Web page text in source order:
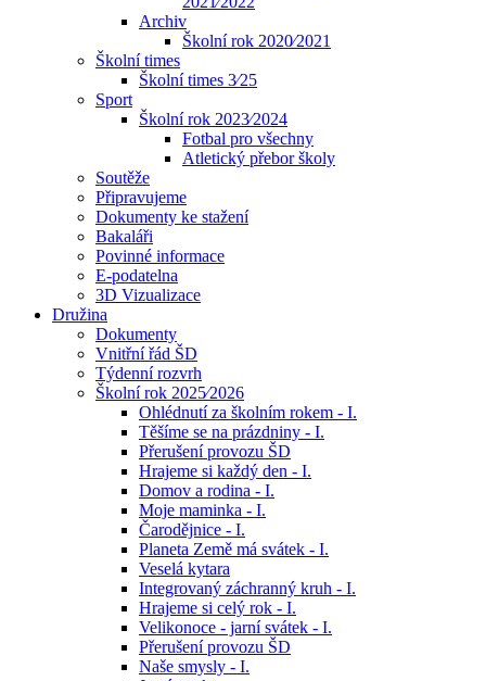
Archiv
Školní rok 2020⁄2021
Školní times
Školní times 3⁄25
Sport
Školní rok 2023⁄2024
Fotbal pro všechny
Atletický přebor školy
Soutěže
Připravujeme
Dokumenty ke stažení
Bakaláři
Povinné informace
E-podatelna
3D Vizualizace
Družina
Dokumenty
Vnitřní řád ŠD
Týdenní rozvrh
Školní rok 2025⁄2026
Ohlédnutí za školním rokem - I.
Těšíme se na prázdniny - I.
Přerušení provozu ŠD
Hrajeme si každý den - I.
Domov a rodina - I.
Moje maminka - I.
Čarodějnice - I.
Planeta Země má svátek - I.
Veselá kytara
Integrovaný záchranný kruh - I.
Hrajeme si celý rok - I.
Velikonoce - jarní svátek - I.
Přerušení provozu ŠD
Naše smysly - I.